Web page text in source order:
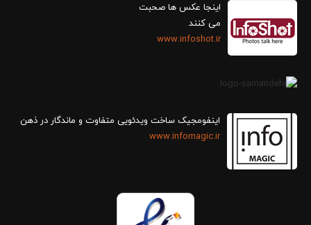
اینجا عکس ها صحبت
می کنند
www.infoshot.ir
اینفومجیک ساخت ویدئویی متفاوت و ماندگار در ذهن
www.infomagic.ir